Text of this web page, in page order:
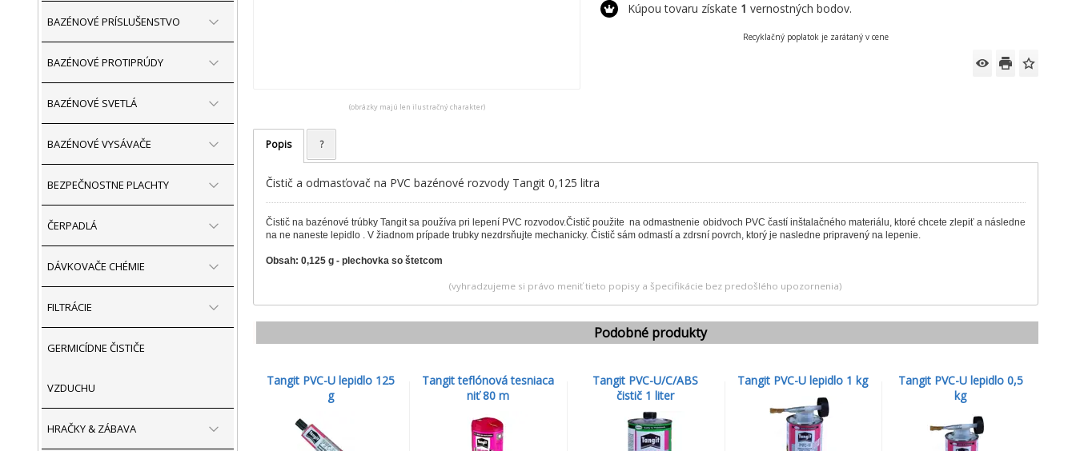
BAZÉNOVÉ PRÍSLUŠENSTVO
BAZÉNOVÉ PROTIPRÚDY
BAZÉNOVÉ SVETLÁ
BAZÉNOVÉ VYSÁVAČE
BEZPEČNOSTNE PLACHTY
ČERPADLÁ
DÁVKOVAČE CHÉMIE
FILTRÁCIE
GERMICÍDNE ČISTIČE
VZDUCHU
HRAČKY & ZÁBAVA
(obrázky majú len ilustračný charakter)
Kúpou tovaru získate 1 vernostných bodov.
Recyklačný poplatok je zarátaný v cene
Popis ?
Čistič a odmasťovač na PVC bazénové rozvody Tangit 0,125 litra
Čistič na bazénové trúbky Tangit sa používa pri lepení PVC rozvodov.Čistič použite na odmastnenie obidvoch PVC častí inštalačného materiálu, ktoré chcete zlepiť a následne
na ne naneste lepidlo . V žiadnom prípade trubky nezdrsňujte mechanicky. Čistič sám odmastí a zdrsní povrch, ktorý je nasledne pripravený na lepenie.
Obsah: 0,125 g - plechovka so štetcom
(vyhradzujeme si právo meniť tieto popisy a špecifikácie bez predošlého upozornenia)
Podobné produkty
Tangit PVC-U lepidlo 125
g
Tangit teflónová tesniaca
niť 80 m
Tangit PVC-U/C/ABS
čistič 1 liter
Tangit PVC-U lepidlo 1 kg
Tangit PVC-U lepidlo 0,5
kg